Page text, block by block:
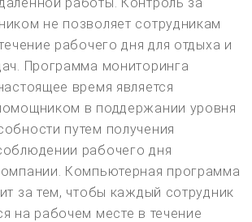
не позволяет сотрудникам
рабочего дня для отдыха и
Программа мониторинга
время является
в поддержании уровня
путем получения
рабочего дня
Компьютерная программа
за тем, чтобы каждый сотрудник
на рабочем месте в течение